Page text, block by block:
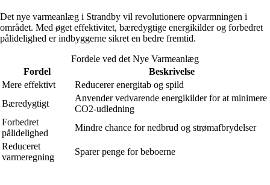
Det nye varmeanlæg i Strandby vil revolutionere opvarmningen i
området. Med øget effektivitet, bæredygtige energikilder og forbedret
pålidelighed er indbyggerne sikret en bedre fremtid.
Fordele ved det Nye Varmeanlæg
Fordel
Beskrivelse
Mere effektivt
Reducerer energitab og spild
Bæredygtigt
Anvender vedvarende energikilder for at minimere
CO2-udledning
Forbedret
pålidelighed
Mindre chance for nedbrud og strømafbrydelser
Reduceret
varmeregning
Sparer penge for beboerne